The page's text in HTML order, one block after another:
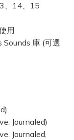
、14、15
用
Sounds 庫 (可選
Journaled)
Journaled,